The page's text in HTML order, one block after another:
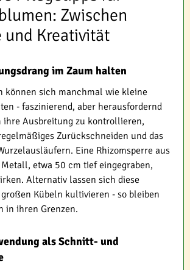
Zwischen
und Kreativität
im Zaum halten
können sich manchmal wie kleine
- faszinierend, aber herausfordernd
ihre Ausbreitung zu kontrollieren,
Zurückschneiden und das
Eine Rhizomsperre aus
etwa 50 cm tief eingegraben,
Alternativ lassen sich diese
Kübeln kultivieren - so bleiben
in ihren Grenzen.
als Schnitt- und